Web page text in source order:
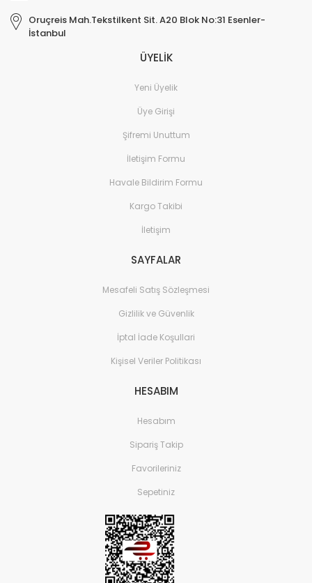
Oruçreis Mah.Tekstilkent Sit. A20 Blok No:31 Esenler-
İstanbul
ÜYELİK
Yeni Üyelik
Üye Girişi
Şifremi Unuttum
İletişim Formu
Havale Bildirim Formu
Kargo Takibi
İletişim
SAYFALAR
Mesafeli Satış Sözleşmesi
Gizlilik ve Güvenlik
İptal İade Koşullari
Kişisel Veriler Politikası
HESABIM
Hesabım
Sipariş Takip
Favorileriniz
Sepetiniz